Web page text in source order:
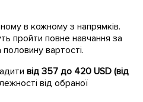
в кожному з напрямків.
пройти повне навчання за
вартості.
від 357 до 420 USD (від
від обраної